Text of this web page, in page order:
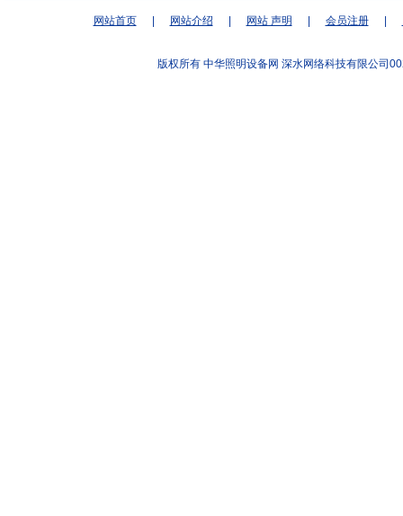
网站首页 网站介绍 网站 声明 会员注册
版权所有 中华照明设备网 深水网络科技有限公司